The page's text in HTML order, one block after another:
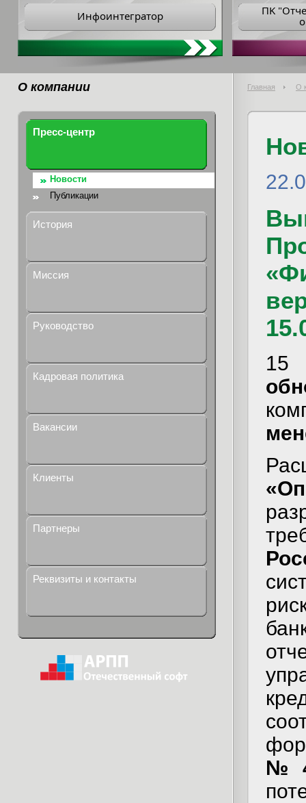
Инфоинтегратор
ПK
О компании Главная О
Пресс-центр
Новости
Публикации
История
Миссия
Руководство
Кадровая политика
Вакансии
Клиенты
Партнеры
Реквизиты и контакты
15
№